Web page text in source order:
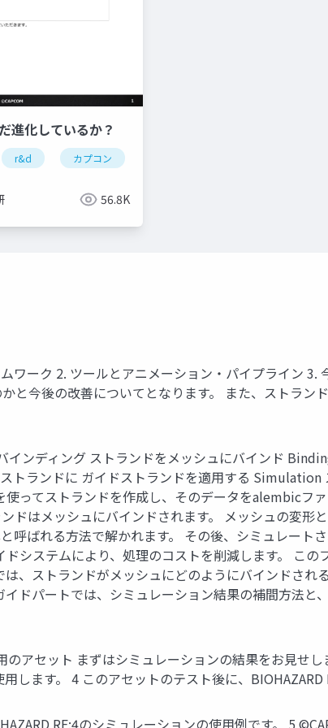
re:2023
進化しているか？
r&d カプコン
56.8K
ワーク 2. ツールとアニメーション・パイプライン 3.
と今後の改善についてとなります。 また、ストラン
ンディング ストランドをメッシュにバインド
トランドに ガイドストランドを適用する
ってストランドを作成し、そのデータをalembicフ
ドはメッシュにバインドされます。 メッシュの変形
ばれる方法で解かれます。 その後、シミュレート
システムにより、処理のコストを削減します。 こ
、ストランドがメッシュにどのようにバインドされ
ドパートでは、シミュレーション結果の補間方法
アセット まずはシミュレーションの結果をお見せ
します。 4 このアセットのテスト後に、
RE:4のシミュレーションの使用例です。 5